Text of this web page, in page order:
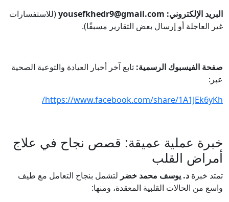
البريد الإلكتروني: yousefkhedr9@gmail.com(للاستفسارات
غير العاجلة أو إرسال بعض التقارير مسبقًا).
صفحة الفيسبوك الرسمية: تابع آخر أخبار العيادة والتوعية الصحية
عبر:
https://www.facebook.com/share/1A1JEk6yKh/
خبرة عملية عميقة: قصص نجاح في علاج
أمراض القلب
تمتد خبرة د. يوسف محمد خضر لتشمل بنجاح التعامل مع طيف
واسع من الحالات القلبية المعقدة، ومنها: